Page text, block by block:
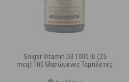
Solgar Vitamin D3 1000 IU (25
mcg) 100 Μασώμενες Ταμπλέτες